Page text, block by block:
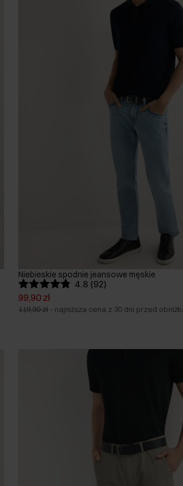
Niebieskie spodnie jeansowe męskie
4.8 (92)
99,90 zł
119,90 zł - najniższa cena z 30 dni przed